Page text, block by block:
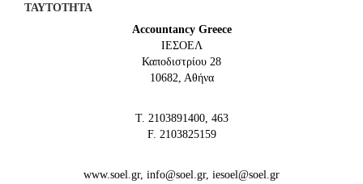
ΤΑΥΤΟΤΗΤΑ
Accountancy Greece
IEΣΟΕΛ
Καποδιστρίου 28
10682, Αθήνα
Τ. 2103891400, 463
F. 2103825159
www.soel.gr, info@soel.gr, iesoel@soel.gr